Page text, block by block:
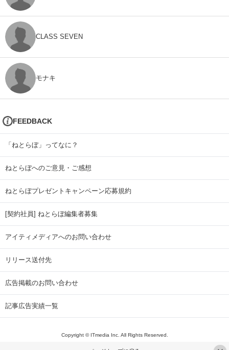
CLASS SEVEN
モナキ
FEEDBACK
「ねとらぼ」ってなに？
ねとらぼへのご意見・ご感想
ねとらぼプレゼントキャンペーン応募規約
[契約社員] ねとらぼ編集者募集
アイティメディアへのお問い合わせ
リリース送付先
広告掲載のお問い合わせ
記事広告実績一覧
Copyright © ITmedia Inc. All Rights Reserved.